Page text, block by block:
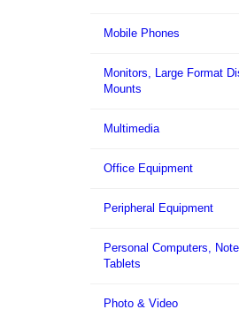
Mobile Phones
Monitors, Large Format
Mounts
Multimedia
Office Equipment
Peripheral Equipment
Personal Computers,
Tablets
Photo & Video